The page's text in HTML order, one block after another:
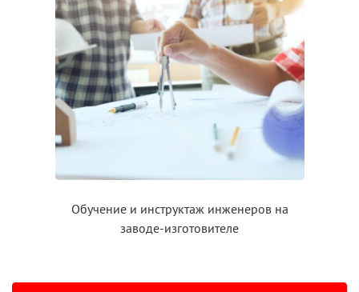
Обучение и инструктажинженеров на
заводе-изготовителе